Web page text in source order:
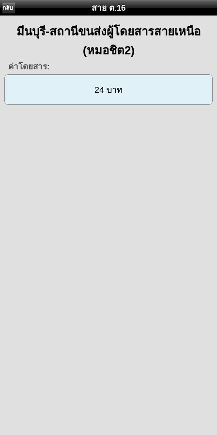
กลับ สาย ต.16
มีนบุรี-สถานีขนส่งผู้โดยสารสายเหนือ
(หมอชิต2)
ค่าโดยสาร:
24 บาท